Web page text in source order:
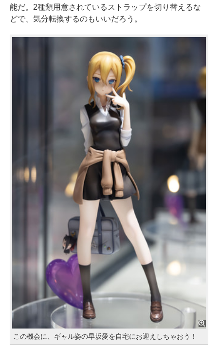
能だ。2種類用意されているストラップを切り替えるな
どで、気分転換するのもいいだろう。
この機会に、ギャル姿の早坂愛を自宅にお迎えしちゃおう！